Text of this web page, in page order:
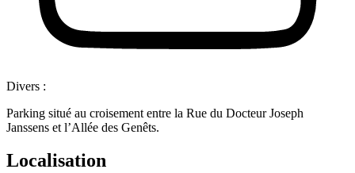
Divers :
Parking situé au croisement entre la Rue du Docteur Joseph
Janssens et l’Allée des Genêts.
Localisation